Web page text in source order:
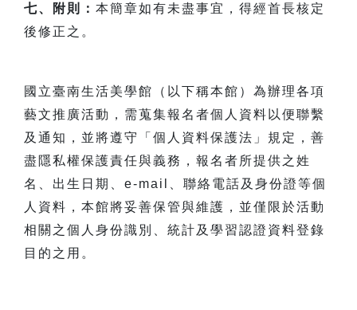
七、附則： 本簡章如有未盡事宜，得經首長核定
後修正之。
國立臺南生活美學館（以下稱本館）為辦理各項
藝文推廣活動，需蒐集報名者個人資料以便聯繫
及通知，並將遵守「個人資料保護法」規定，善
盡隱私權保護責任與義務，報名者所提供之姓
名、出生日期、e-mail、聯絡電話及身份證等個
人資料，本館將妥善保管與維護，並僅限於活動
相關之個人身份識別、統計及學習認證資料登錄
目的之用。